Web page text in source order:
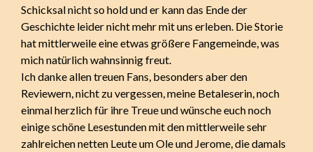
Schicksal nicht so hold und er kann das Ende der
Geschichte leider nicht mehr mit uns erleben. Die Storie
hat mittlerweile eine etwas größere Fangemeinde, was
mich natürlich wahnsinnig freut.
Ich danke allen treuen Fans, besonders aber den
Reviewern, nicht zu vergessen, meine Betaleserin, noch
einmal herzlich für ihre Treue und wünsche euch noch
einige schöne Lesestunden mit den mittlerweile sehr
zahlreichen netten Leute um Ole und Jerome, die damals